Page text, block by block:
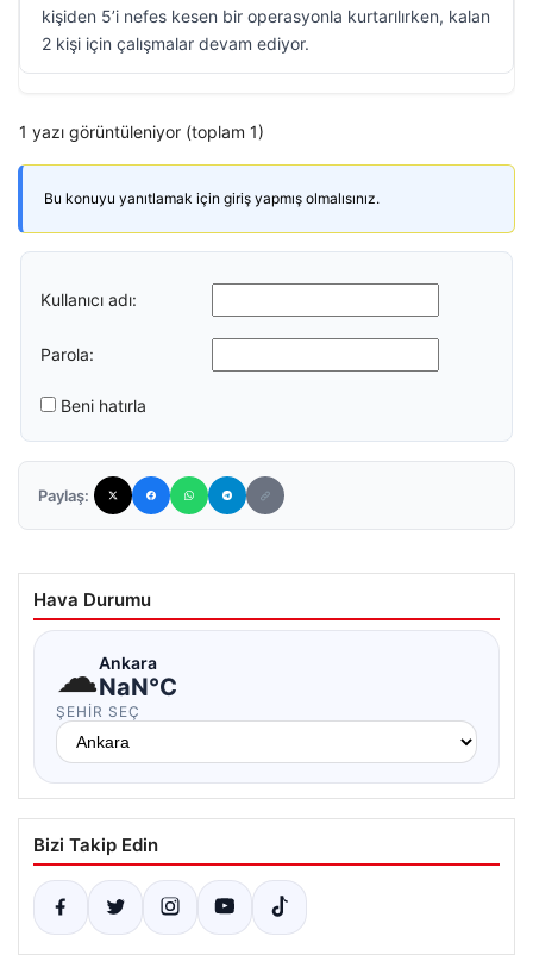
kişiden 5’i nefes kesen bir operasyonla kurtarılırken, kalan
2 kişi için çalışmalar devam ediyor.
1 yazı görüntüleniyor (toplam 1)
Bu konuyu yanıtlamak için giriş yapmış olmalısınız.
Kullanıcı adı:
Parola:
Beni hatırla
Paylaş:
Hava Durumu
☁Ankara
NaN°C
ŞEHIR SEÇ
Bizi Takip Edin